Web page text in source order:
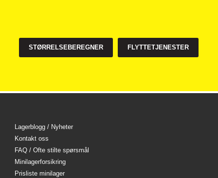
STØRRELSEBEREGNER FLYTTETJENESTER
Lagerblogg / Nyheter
Kontakt oss
FAQ / Ofte stilte spørsmål
Minilagerforsikring
Prisliste minilager